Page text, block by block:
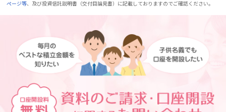
ページ等、及び投資信託説明書（交付目論見書）に記載しておりますのでご確認ください。